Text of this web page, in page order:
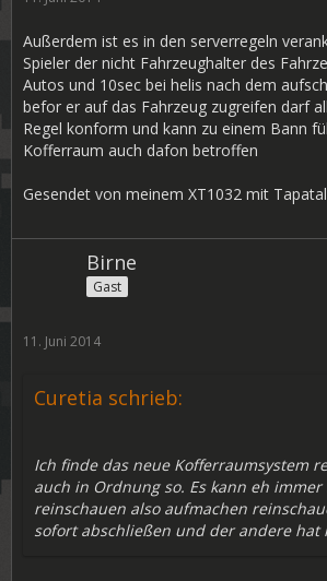
Außerdem ist es in den serverregeln
Spieler der nicht Fahrzeughalter des
Autos und 10sec bei helis nach dem
befor er auf das Fahrzeug zugreifen darf
Regel konform und kann zu einem Bann
Kofferraum auch dafon betroffen
Gesendet von meinem XT1032 mit
Birne
Gast
11. Juni 2014
Curetia schrieb:
Ich finde das neue Kofferraumsystem
auch in Ordnung so. Es kann eh
reinschauen also aufmachen
sofort abschließen und der andere hat